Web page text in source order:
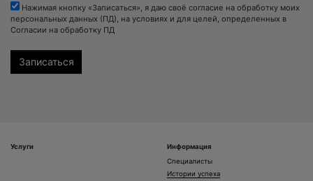
Нажимая кнопку «Записаться», я даю своё согласие на обработку моих
персональных данных (ПД), на условиях и для целей, определенных в
Согласии на обработку ПД
Услуги
Информация
Специалисты
Истории успеха